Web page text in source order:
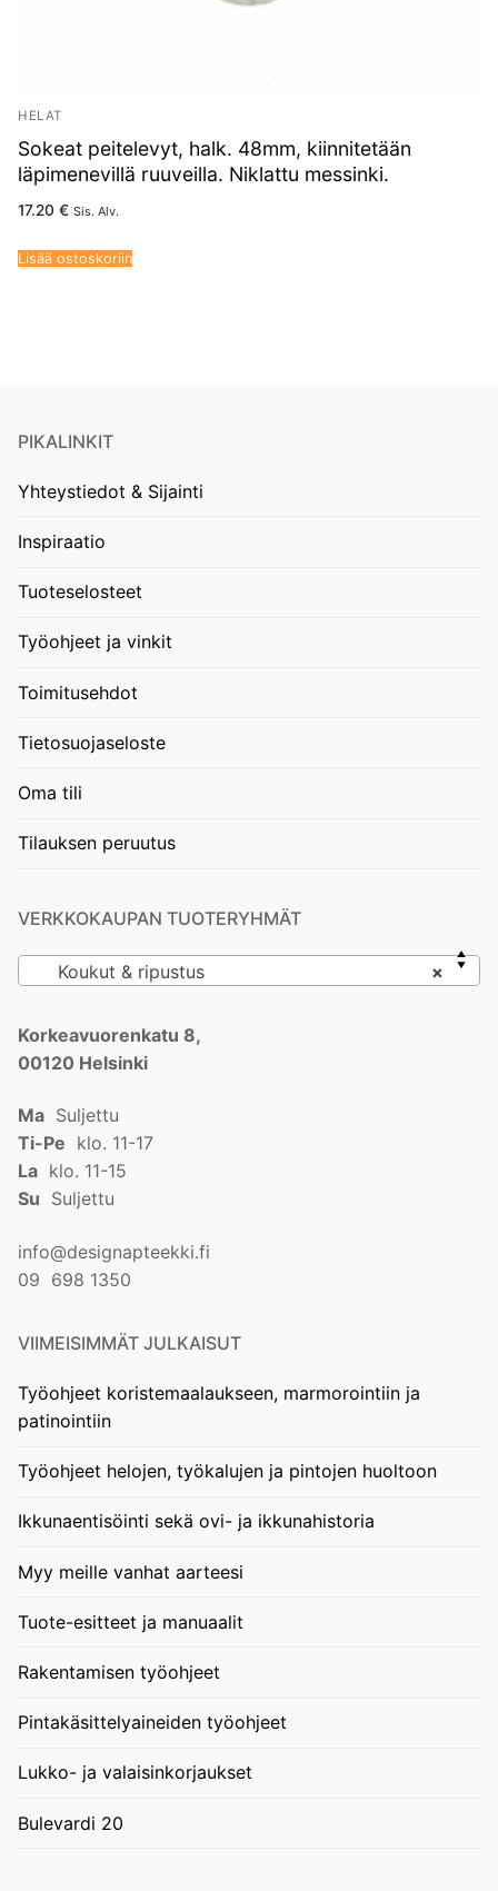
HELAT
Sokeat peitelevyt, halk. 48mm, kiinnitetään
läpimenevillä ruuveilla. Niklattu messinki.
17.20 € Sis. Alv.
Lisää ostoskoriin
PIKALINKIT
Yhteystiedot & Sijainti
Inspiraatio
Tuoteselosteet
Työohjeet ja vinkit
Toimitusehdot
Tietosuojaseloste
Oma tili
Tilauksen peruutus
VERKKOKAUPAN TUOTERYHMÄT
×
Koukut & ripustus
Korkeavuorenkatu 8,
00120 Helsinki
Ma Suljettu
Ti-Pe klo. 11-17
La klo. 11-15
Su Suljettu
info@designapteekki.fi
09 698 1350
VIIMEISIMMÄT JULKAISUT
Työohjeet koristemaalaukseen, marmorointiin ja
patinointiin
Työohjeet helojen, työkalujen ja pintojen huoltoon
Ikkunaentisöinti sekä ovi- ja ikkunahistoria
Myy meille vanhat aarteesi
Tuote-esitteet ja manuaalit
Rakentamisen työohjeet
Pintakäsittelyaineiden työohjeet
Lukko- ja valaisinkorjaukset
Bulevardi 20